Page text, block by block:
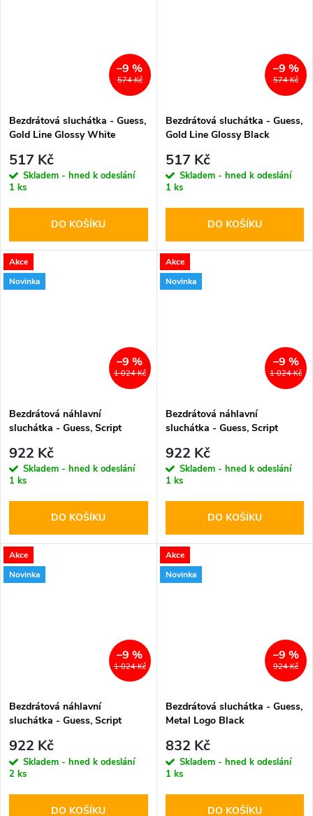
574 Kč
–9 %
Bezdrátová sluchátka - Guess,
Gold Line Glossy White
517 Kč
Skladem - hned k odeslání
1 ks
DO KOŠÍKU
574 Kč
–9 %
Bezdrátová sluchátka - Guess,
Gold Line Glossy Black
517 Kč
Skladem - hned k odeslání
1 ks
DO KOŠÍKU
Akce
Novinka
1 024 Kč
–9 %
Bezdrátová náhlavní
sluchátka - Guess, Script
922 Kč
Skladem - hned k odeslání
1 ks
DO KOŠÍKU
Akce
Novinka
1 024 Kč
–9 %
Bezdrátová náhlavní
sluchátka - Guess, Script
922 Kč
Skladem - hned k odeslání
1 ks
DO KOŠÍKU
Akce
Novinka
1 024 Kč
–9 %
Bezdrátová náhlavní
sluchátka - Guess, Script
922 Kč
Skladem - hned k odeslání
2 ks
DO KOŠÍKU
Akce
Novinka
924 Kč
–9 %
Bezdrátová sluchátka - Guess,
Metal Logo Black
832 Kč
Skladem - hned k odeslání
1 ks
DO KOŠÍKU